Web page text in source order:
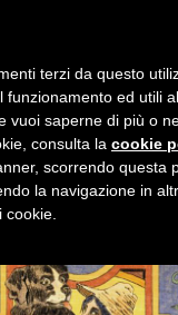
terzi da questo
funzionamento ed utili
vuoi saperne di più o
consulta la cookie
scorrendo questa
la navigazione in
cookie.